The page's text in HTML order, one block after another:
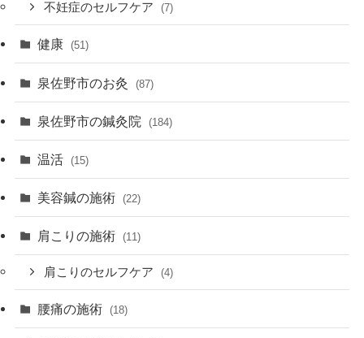
不妊症のセルフケア (7)
健康 (51)
泉佐野市のお灸 (87)
泉佐野市の鍼灸院 (184)
温活 (15)
美容鍼の施術 (22)
肩こりの施術 (11)
肩こりのセルフケア (4)
腰痛の施術 (18)